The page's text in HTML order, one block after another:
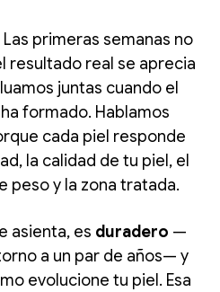
Las primeras semanas no
resultado real se aprecia
juntas cuando el
formado. Hablamos
cada piel responde
la calidad de tu piel, el
peso y la zona tratada.
asienta, es duradero —
a un par de años— y
evolucione tu piel. Esa